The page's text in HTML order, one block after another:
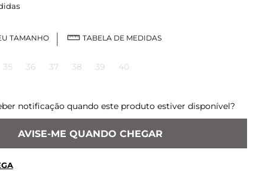
TAMANHO TABELA DE MEDIDAS
35 36 37 38 39 40
notificação quando este produto estiver disponível?
AVISE-ME QUANDO CHEGAR